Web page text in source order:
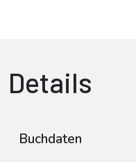
Details
Buchdaten